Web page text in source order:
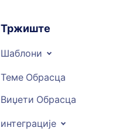
Тржиште
Шаблони
Теме Обрасца
Виџети Обрасца
интеграције